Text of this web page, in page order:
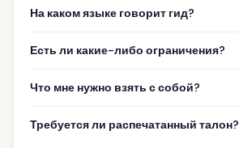
На каком языке говорит гид?
Есть ли какие-либо ограничения?
Что мне нужно взять с собой?
Требуется ли распечатанный талон?